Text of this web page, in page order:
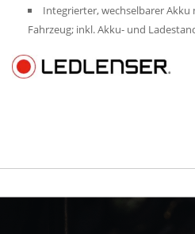
Integrierter, wechselbarer
Fahrzeug; inkl. Akku- und